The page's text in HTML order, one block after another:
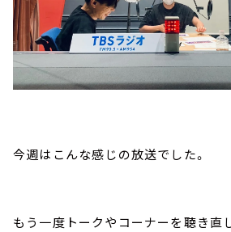
今週はこんな感じの放送でした。
もう一度トークやコーナーを聴き